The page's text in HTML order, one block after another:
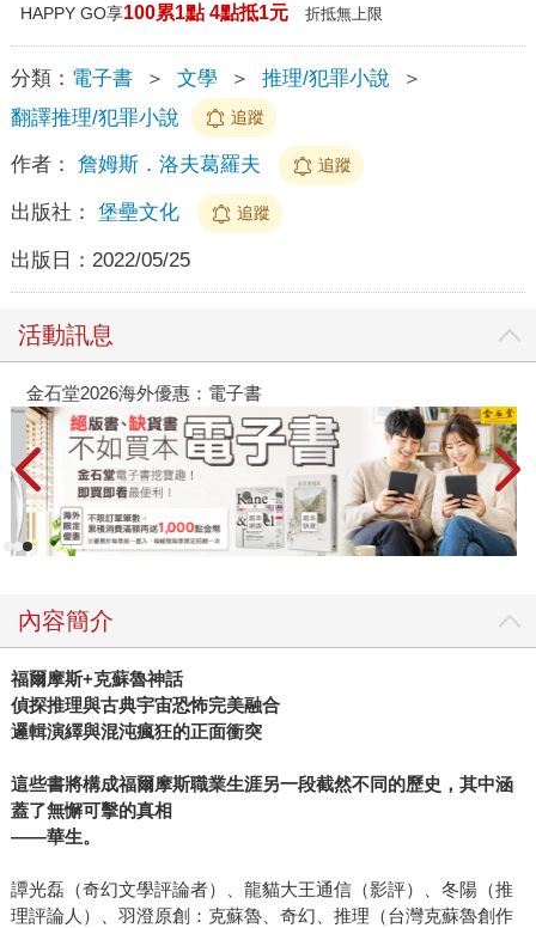
HAPPY GO享100累1點 4點抵1元 折抵無上限
分類： 電子書 ＞ 文學 ＞ 推理/犯罪小說
＞
翻譯推理/犯罪小說
追蹤
作者： 詹姆斯．洛夫葛羅夫 追蹤
出版社： 堡壘文化 追蹤
出版日： 2022/05/25
活動訊息
金石堂2026海外優惠：電子書
內容簡介
福爾摩斯+克蘇魯神話
偵探推理與古典宇宙恐怖完美融合
邏輯演繹與混沌瘋狂的正面衝突
這些書將構成福爾摩斯職業生涯另一段截然不同的歷史，其中涵
蓋了無懈可擊的真相
——華生。
譚光磊（奇幻文學評論者）、龍貓大王通信（影評）、冬陽（推
理評論人）、羽澄原創：克蘇魯、奇幻、推理（台灣克蘇魯創作